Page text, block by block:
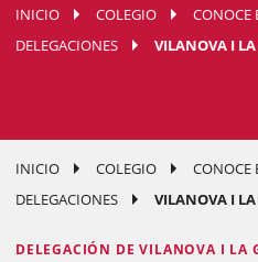
INICIO COLEGIO
CONOCE
DELEGACIONES
VILANOVA I LA
INICIO COLEGIO
CONOCE
DELEGACIONES
VILANOVA I LA
DELEGACIÓN DE VILANOVA I